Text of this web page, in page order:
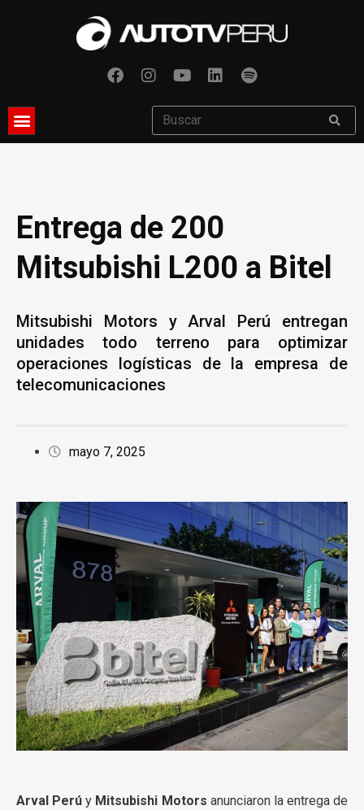
Entrega de 200
Mitsubishi L200 a Bitel
Mitsubishi Motors y Arval Perú entregan
unidades todo terreno para optimizar
operaciones logísticas de la empresa de
telecomunicaciones
mayo 7, 2025
Arval Perú y Mitsubishi Motors anunciaron la entrega de